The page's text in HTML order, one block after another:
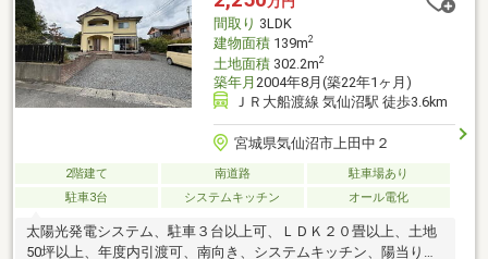
間取り 3LDK
建物面積139m2
土地面積302.2m2
築年月 2004年8月(築22年1ヶ月)
ＪＲ大船渡線 気仙沼駅 徒歩3.6km
宮城県気仙沼市上田中２
2階建て 南道路
駐車場あり
駐車3台
システムキッチン オール電化
太陽光発電システム、駐車３台以上可、ＬＤＫ２０畳以上、土地
50坪以上、年度内引渡可、南向き、システムキッチン、陽当り良